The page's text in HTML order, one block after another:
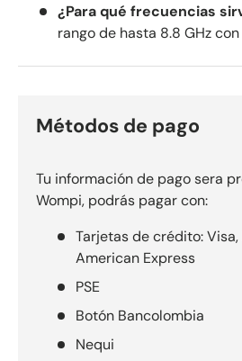
¿Para qué frecuencias
rango de hasta 8.8 GHz
Métodos de pago
Tu información de pago sera
Wompi, podrás pagar con:
Tarjetas de crédito:
American Express
PSE
Botón Bancolombia
Nequi